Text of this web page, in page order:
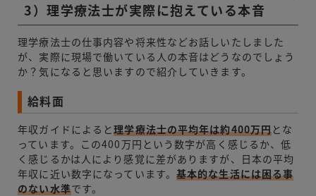
3）理学療法士が実際に抱えている本音
理学療法士の仕事内容や将来性などお話しいたしました
が、実際に現場で働いている人の本音はどうなのでしょう
か？気になると思いますので紹介していきます。
給料面
年収ガイドによると理学療法士の平均年は約400万円とな
っています。この400万円という数字が高く感じるか、低
く感じるかは人により感覚に差がありますが、日本の平均
年収に近い数字になっています。基本的な生活には困る事
のない水準です。